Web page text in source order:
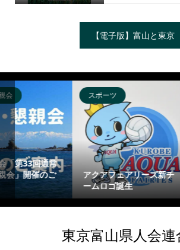
【電子版】富山と東京
ズ新チ
総会・懇親会
東京小杉会「第79回総
会・懇親会」開催のご案
内
東京富山県人会連